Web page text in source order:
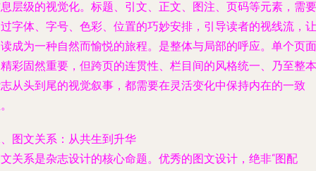
层级的视觉化。标题、引文、正文、图注、页码等元素，需要
字体、字号、色彩、位置的巧妙安排，引导读者的视线流，让
成为一种自然而愉悦的旅程。是整体与局部的呼应。单个页面
彩固然重要，但跨页的连贯性、栏目间的风格统一、乃至整本
从头到尾的视觉叙事，都需要在灵活变化中保持内在的一致
图文关系：从共生到升华
关系是杂志设计的核心命题。优秀的图文设计，绝非“图配